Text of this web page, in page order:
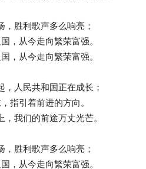
，胜利歌声多么响亮；
，从今走向繁荣富强。
，从今走向繁荣富强。
，人民共和国正在成长；
指引着前进的方向。
我们的前途万丈光芒。
，胜利歌声多么响亮；
，从今走向繁荣富强。